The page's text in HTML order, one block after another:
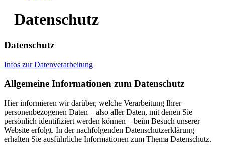
Datenschutz
Datenschutz
Infos zur Datenverarbeitung
Allgemeine Informationen zum Datenschutz
Hier informieren wir darüber, welche Verarbeitung Ihrer
personenbezogenen Daten – also aller Daten, mit denen Sie
persönlich identifiziert werden können – beim Besuch unserer
Website erfolgt. In der nachfolgenden Datenschutzerklärung
erhalten Sie ausführliche Informationen zum Thema Datenschutz.